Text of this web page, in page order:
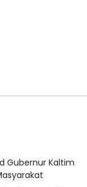
Gubernur Kaltim